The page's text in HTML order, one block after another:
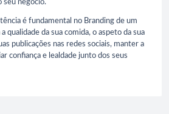
seu negócio.
é fundamental no Branding de um
qualidade da sua comida, o aspeto da sua
publicações nas redes sociais, manter a
confiança e lealdade junto dos seus